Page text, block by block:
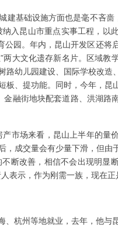
建基础设施方面也是毫不吝
入昆山市重点实事工程，以
园。年内，昆山开发区还将
两大文化遗存新名片。区域教
路幼儿园建设、国际学校改造
板、提功能。同时，今年，昆
融街地块配套道路、洪湖路
市场来看，昆山上半年的量
，成交量会有少量下滑，但由
断改善，相信不会出现明显
表示，作为刚需一族，现在正
、杭州等地就业，去年，他与